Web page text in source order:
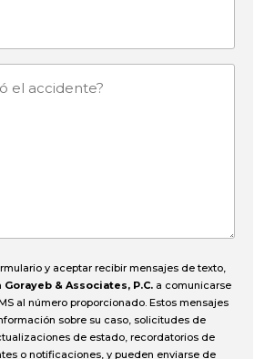
y aceptar recibir mensajes de texto,
Gorayeb & Associates, P.C. a comunicarse
al número proporcionado. Estos mensajes
sobre su caso, solicitudes de
de estado, recordatorios de
o notificaciones, y pueden enviarse de